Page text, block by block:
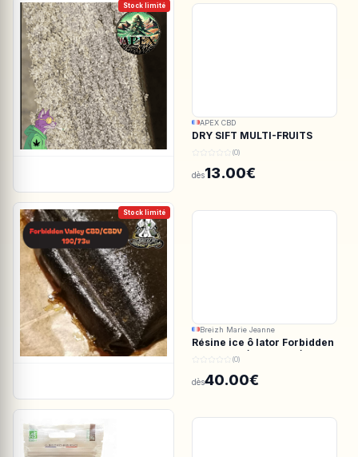
Stock limité
APEX CBD
DRY SIFT MULTI-FRUITS
150u CBD - APEX CBD
(0)
dès13.00€
Stock limité
Breizh Marie Jeanne
Résine ice ô lator Forbidden
valley CBD/CBDV 190/73u
(0)
dès40.00€